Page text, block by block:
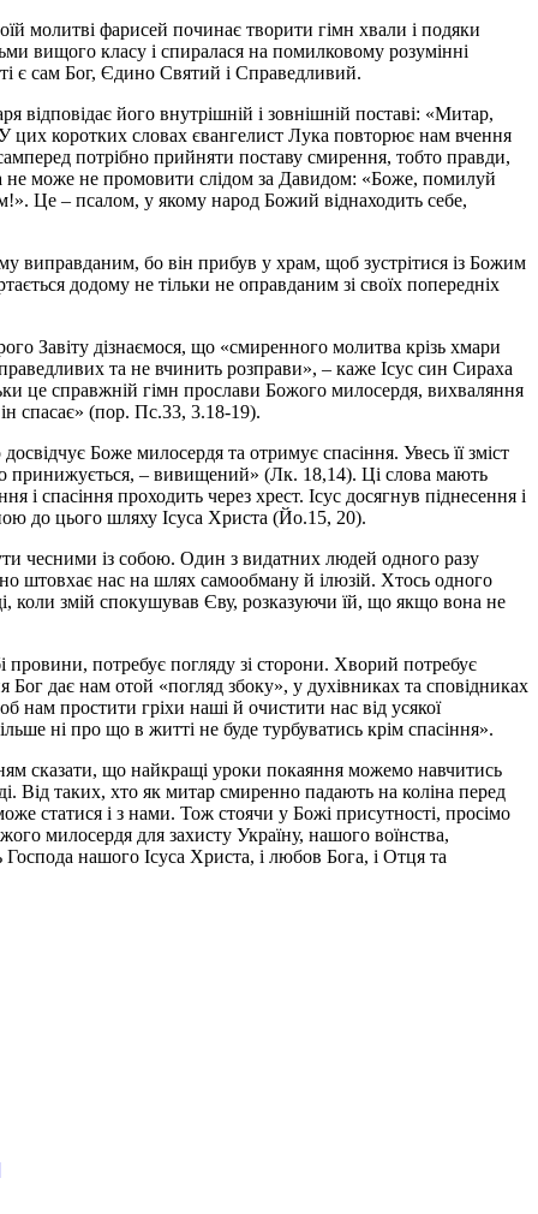
молитві фарисей починає творити гімн хвали і подяки
вищого класу і спиралася на помилковому розумінні
є сам Бог, Єдино Святий і Справедливий.
відповідає його внутрішній і зовнішній поставі: «Митар,
цих коротких словах євангелист Лука повторює нам вчення
потрібно прийняти поставу смирення, тобто правди,
не може не промовити слідом за Давидом: «Боже, помилуй
Це – псалом, у якому народ Божий віднаходить себе,
виправданим, бо він прибув у храм, щоб зустрітися із Божим
додому не тільки не оправданим зі своїх попередніх
Завіту дізнаємося, що «смиренного молитва крізь хмари
та не вчинить розправи», – каже Ісус син Сираха
це справжній гімн прослави Божого милосердя, вихваляння
спасає» (пор. Пс.33, 3.18-19).
Боже милосердя та отримує спасіння. Увесь її зміст
принижується, – вивищений» (Лк. 18,14). Ці слова мають
і спасіння проходить через хрест. Ісус досягнув піднесення і
до цього шляху Ісуса Христа (Йо.15, 20).
чесними із собою. Один з видатних людей одного разу
штовхає нас на шлях самообману й ілюзій. Хтось одного
коли змій спокушував Єву, розказуючи їй, що якщо вона не
провини, потребує погляду зі сторони. Хворий потребує
дає нам отой «погляд збоку», у духівниках та сповідниках
нам простити гріхи наші й очистити нас від усякої
ні про що в житті не буде турбуватись крім спасіння».
сказати, що найкращі уроки покаяння можемо навчитись
Від таких, хто як митар смиренно падають на коліна перед
статися і з нами. Тож стоячи у Божі присутності, просімо
милосердя для захисту Україну, нашого воїнства,
нашого Ісуса Христа, і любов Бога, і Отця та